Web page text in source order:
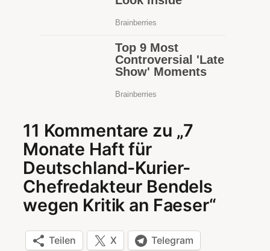
11 Kommentare zu „7
Monate Haft für
Deutschland-Kurier-
Chefredakteur Bendels
wegen Kritik an Faeser“
Teilen X
Telegram